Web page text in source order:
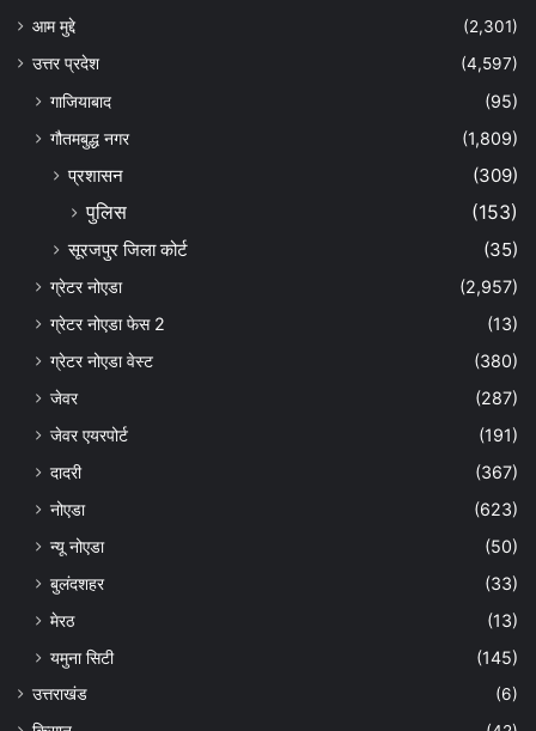
आम मुद्दे
(2,301)
उत्तर प्रदेश
(4,597)
गाजियाबाद
(95)
गौतमबुद्ध नगर
(1,809)
प्रशासन
(309)
पुलिस
(153)
सूरजपुर जिला कोर्ट
(35)
ग्रेटर नोएडा
(2,957)
ग्रेटर नोएडा फेस 2
(13)
ग्रेटर नोएडा वेस्ट
(380)
जेवर
(287)
जेवर एयरपोर्ट
(191)
दादरी
(367)
नोएडा
(623)
न्यू नोएडा
(50)
बुलंदशहर
(33)
मेरठ
(13)
यमुना सिटी
(145)
उत्तराखंड
(6)